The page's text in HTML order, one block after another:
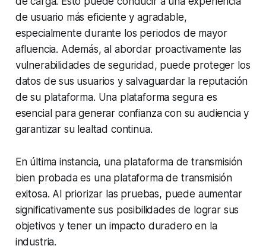
de usuario más eficiente y agradable,
especialmente durante los periodos de mayor
afluencia. Además, al abordar proactivamente las
vulnerabilidades de seguridad, puede proteger los
datos de sus usuarios y salvaguardar la reputación
de su plataforma. Una plataforma segura es
esencial para generar confianza con su audiencia y
garantizar su lealtad continua.
En última instancia, una plataforma de transmisión
bien probada es una plataforma de transmisión
exitosa. Al priorizar las pruebas, puede aumentar
significativamente sus posibilidades de lograr sus
objetivos y tener un impacto duradero en la
industria.